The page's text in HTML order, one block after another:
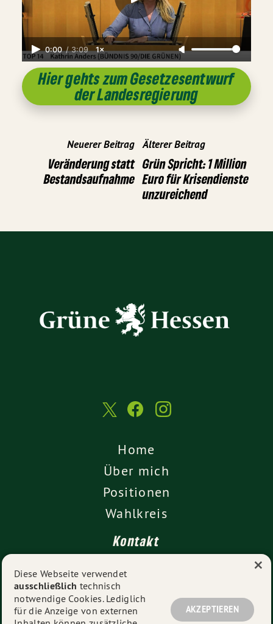
0:00 / 3:09 1×
Hier gehts zum Gesetzesentwurf
der Landesregierung
Neuerer Beitrag
Veränderung statt
Bestandsaufnahme
Älterer Beitrag
Grün Spricht: 1 Million
Euro für Krisendienste
unzureichend
Home
Über mich
Positionen
Wahlkreis
Kontakt
Impressum
Datenschutz
Diese Webseite verwendet
ausschließlich technisch
notwendige Cookies. Lediglich
für die Anzeige von externen
AKZEPTIEREN
×